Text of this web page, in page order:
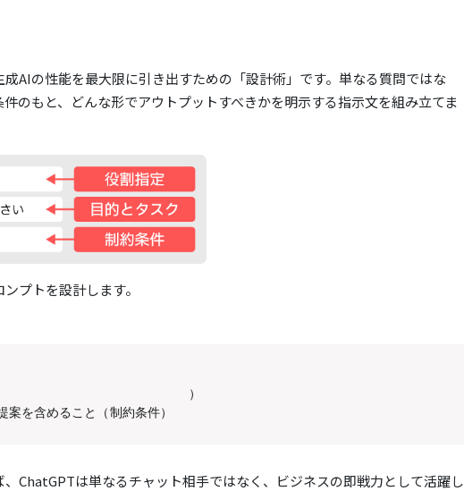
AIの性能を最大限に引き出すための「設計術」です。単なる質問ではな
のもと、どんな形でアウトプットすべきかを明示する指示文を組み立てま
プトを設計します。
成してください（目的とタスク）
を含めること（制約条件）
ChatGPTは単なるチャット相手ではなく、ビジネスの即戦力として活躍し